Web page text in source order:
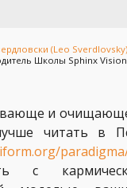
(Leo Sverdlovsky)
Школы Sphinx Vision
и
читать в
с